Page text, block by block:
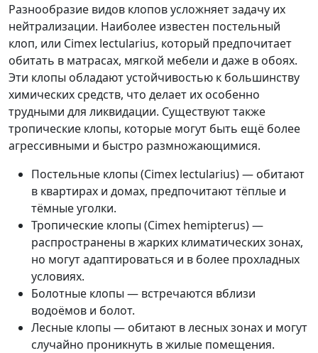
Разнообразие видов клопов усложняет задачу их
нейтрализации. Наиболее известен постельный
клоп, или Cimex lectularius, который предпочитает
обитать в матрасах, мягкой мебели и даже в обоях.
Эти клопы обладают устойчивостью к большинству
химических средств, что делает их особенно
трудными для ликвидации. Существуют также
тропические клопы, которые могут быть ещё более
агрессивными и быстро размножающимися.
Постельные клопы (Cimex lectularius) — обитают
в квартирах и домах, предпочитают тёплые и
тёмные уголки.
Тропические клопы (Cimex hemipterus) —
распространены в жарких климатических зонах,
но могут адаптироваться и в более прохладных
условиях.
Болотные клопы — встречаются вблизи
водоёмов и болот.
Лесные клопы — обитают в лесных зонах и могут
случайно проникнуть в жилые помещения.